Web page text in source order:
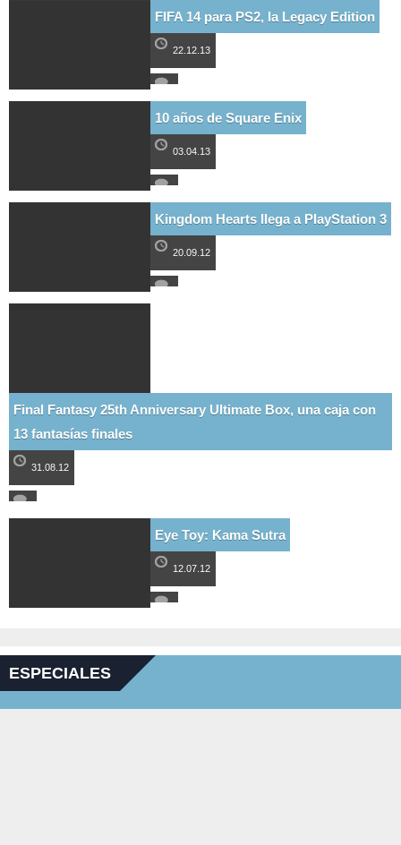
FIFA 14 para PS2, la Legacy Edition
22.12.13
10 años de Square Enix
03.04.13
Kingdom Hearts llega a PlayStation 3
20.09.12
Final Fantasy 25th Anniversary Ultimate Box, una caja con
13 fantasías finales
31.08.12
Eye Toy: Kama Sutra
12.07.12
ESPECIALES